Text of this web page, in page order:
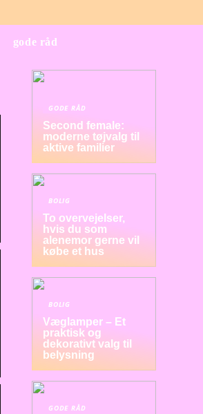
gode råd
GODE RÅD
Second female:
moderne tøjvalg til
aktive familier
BOLIG
To overvejelser,
hvis du som
alenemor gerne vil
købe et hus
BOLIG
Væglamper – Et
praktisk og
dekorativt valg til
belysning
GODE RÅD